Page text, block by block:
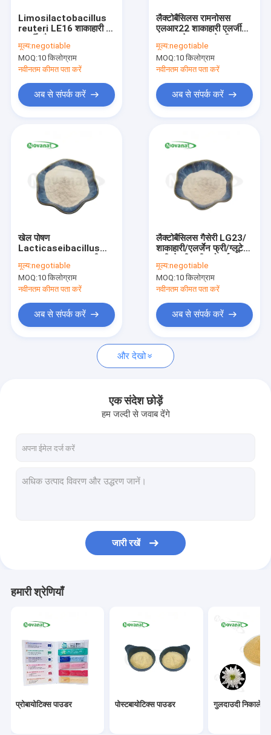
उत्पादों
वीडियो
हमारे बारे में
संपर्क करें
एक उद्धरण की विनती करे
गुलदाउदी निकालें पाउडर
हरी चाय एल Theanine
गोजी बेरी निकालें पाउडर
तत्काल चाय निकालें पाउडर
फल सब्जी पाउडर
Limosilactobacillus
reuteri LE16 शाकाहारी /
मूल्य:negotiable
MOQ:10 किलोग्राम
नवीनतम कीमत पता करें
अब से संपर्क करें
लैक्टोबैसिलस रामनोसस
एलआर22 शाकाहारी एलर्जी
मूल्य:negotiable
MOQ:10 किलोग्राम
नवीनतम कीमत पता करें
अब से संपर्क करें
खेल पोषण
Lacticaseibacillus
मूल्य:negotiable
MOQ:10 किलोग्राम
नवीनतम कीमत पता करें
अब से संपर्क करें
लैक्टोबैसिलस गैसेरी LG23/
शाकाहारी/एलर्जेन फ्री/ग्लूटेन
न्यूट्रिशन
मूल्य:negotiable
MOQ:10 किलोग्राम
नवीनतम कीमत पता करें
अब से संपर्क करें
और देखो
एक संदेश छोड़ें
हम जल्दी से जवाब देंगे
जारी रखें
हमारी श्रेणियाँ
प्रोबायोटिक्स पाउडर पोस्टबायोटिक्स पाउडर गुलदाउदी निकालें